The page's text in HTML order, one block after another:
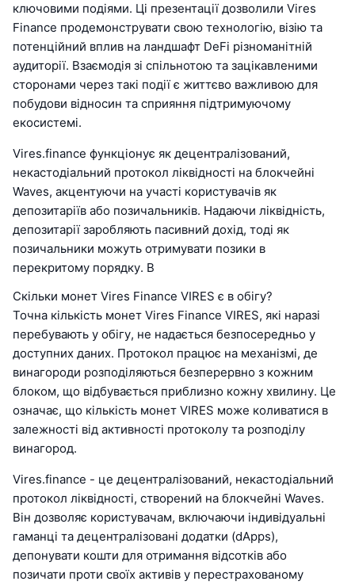
ключовими подіями. Ці презентації дозволили Vires
Finance продемонструвати свою технологію, візію та
потенційний вплив на ландшафт DeFi різноманітній
аудиторії. Взаємодія зі спільнотою та зацікавленими
сторонами через такі події є життєво важливою для
побудови відносин та сприяння підтримуючому
екосистемі.
Vires.finance функціонує як децентралізований,
некастодіальний протокол ліквідності на блокчейні
Waves, акцентуючи на участі користувачів як
депозитаріїв або позичальників. Надаючи ліквідність,
депозитарії заробляють пасивний дохід, тоді як
позичальники можуть отримувати позики в
перекритому порядку. В
Скільки монет Vires Finance VIRES є в обігу?
Точна кількість монет Vires Finance VIRES, які наразі
перебувають у обігу, не надається безпосередньо у
доступних даних. Протокол працює на механізмі, де
винагороди розподіляються безперервно з кожним
блоком, що відбувається приблизно кожну хвилину. Це
означає, що кількість монет VIRES може коливатися в
залежності від активності протоколу та розподілу
винагород.
Vires.finance - це децентралізований, некастодіальний
протокол ліквідності, створений на блокчейні Waves.
Він дозволяє користувачам, включаючи індивідуальні
гаманці та децентралізовані додатки (dApps),
депонувати кошти для отримання відсотків або
позичати проти своїх активів у перестрахованому